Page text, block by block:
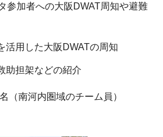
参加者への大阪DWAT周知や避難
活用した大阪DWATの周知
助担架などの紹介
（南河内圏域のチーム員）